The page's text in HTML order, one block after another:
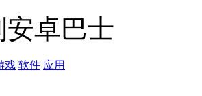
卓巴士
戏 软件 应用